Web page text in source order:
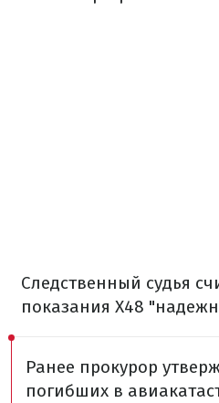
Следственный судья
показания X48
Ранее прокурор
погибших в